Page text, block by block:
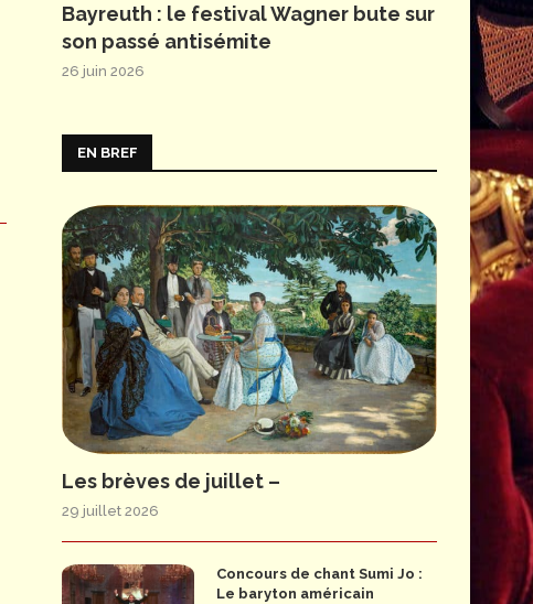
Bayreuth : le festival Wagner bute sur
son passé antisémite
26 juin 2026
EN BREF
Les brèves de juillet –
29 juillet 2026
Concours de chant Sumi Jo :
Le baryton américain